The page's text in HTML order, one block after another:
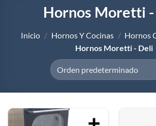
Hornos Moretti
Inicio / Hornos Y Cocinas / Hornos
Hornos Moretti - Deli